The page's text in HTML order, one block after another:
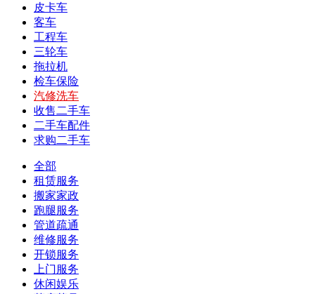
皮卡车
客车
工程车
三轮车
拖拉机
检车保险
汽修洗车
收售二手车
二手车配件
求购二手车
全部
租赁服务
搬家家政
跑腿服务
管道疏通
维修服务
开锁服务
上门服务
休闲娱乐